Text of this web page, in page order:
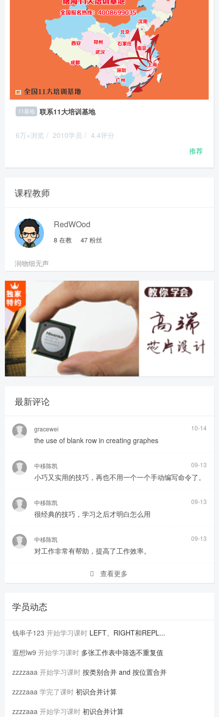
11基地 联系11大培训基地
6万+浏览 / 2010学员 / 4.4评分
推荐
课程教师
RedWOod
8 在教 47 粉丝
润物细无声
最新评论
gracewei 10-14
the use of blank row in creating graphes
中移陈凯 09-13
小巧又实用的技巧，再也不用一个一个手动编写命令了。
中移陈凯 09-13
很经典的技巧，学习之后才明白怎么用
中移陈凯 09-13
对工作非常有帮助，提高了工作效率。
查看更多
学员动态
钱串子123 开始学习课时 LEFT、RIGHT和REPL...
遐想lw9 开始学习课时 多张工作表中筛选不重复值
zzzzaaa 开始学习课时 按类别合并 and 按位置合并
zzzzaaa 学完了课时 初识合并计算
zzzzaaa 开始学习课时 初识合并计算